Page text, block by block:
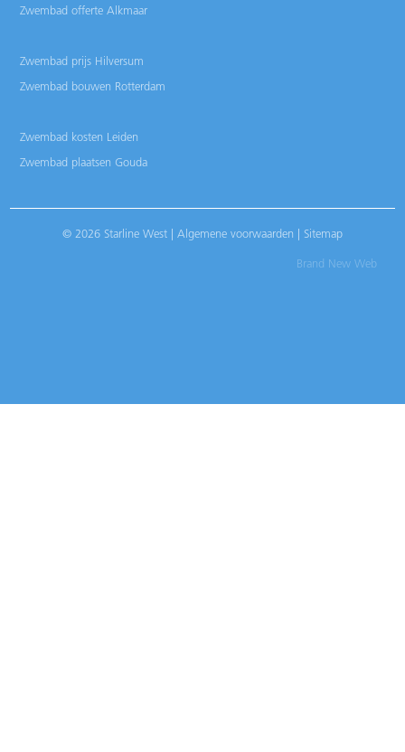
Zwembad offerte Alkmaar
Zwembad prijs Hilversum
Zwembad bouwen Rotterdam
Zwembad kosten Leiden
Zwembad plaatsen Gouda
© 2026 Starline West | Algemene voorwaarden Sitemap
Brand New Web